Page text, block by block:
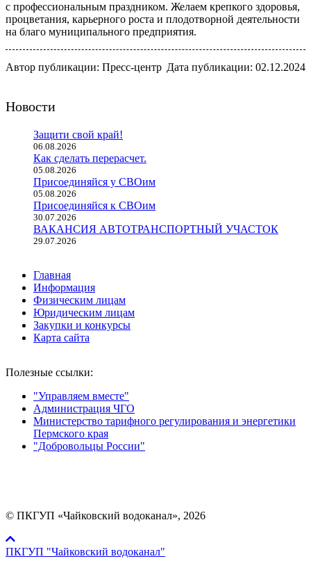
с профессиональным праздником. Желаем крепкого здоровья,
процветания, карьерного роста и плодотворной деятельности
на благо муниципального предприятия.
Автор публикации: Пресс-центр Дата публикации: 02.12.2024
Новости
Защити свой край!
06.08.2026
Как сделать перерасчет.
05.08.2026
Присоединяйся у СВОим
05.08.2026
Присоединяйся к СВОим
30.07.2026
ВАКАНСИЯ АВТОТРАНСПОРТНЫЙ УЧАСТОК
29.07.2026
Главная
Информация
Физическим лицам
Юридическим лицам
Закупки и конкурсы
Карта сайта
Полезные ссылки:
"Управляем вместе"
Администрация ЧГО
Министерство тарифного регулирования и энергетики
Пермского края
"Добровольцы России"
© ПКГУП «Чайковский водоканал», 2026
ПКГУП "Чайковский водоканал"